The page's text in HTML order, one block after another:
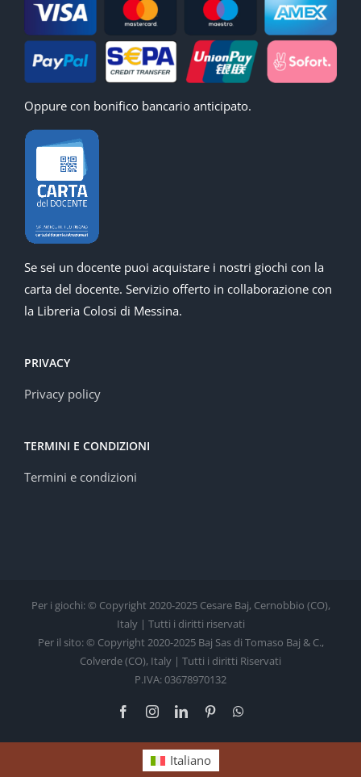
Oppure con bonifico bancario anticipato.
Se sei un docente puoi acquistare i nostri giochi con la
carta del docente. Servizio offerto in collaborazione con
la Libreria Colosi di Messina.
PRIVACY
Privacy policy
TERMINI E CONDIZIONI
Termini e condizioni
Per i giochi: © Copyright 2020-2025 Cesare Baj, Cernobbio (CO),
Italy | Tutti i diritti riservati
Per il sito: © Copyright 2020-2025 Baj Sas di Tomaso Baj & C.,
Colverde (CO), Italy | Tutti i diritti Riservati
P.IVA: 03678970132
FacebookInstagramLinkedInPinterest
Italiano